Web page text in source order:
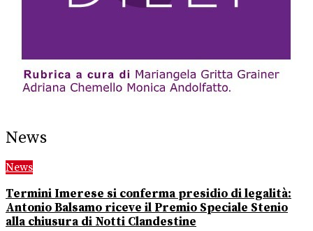
News
News
Termini Imerese si conferma presidio di legalità:
Antonio Balsamo riceve il Premio Speciale Stenio
alla chiusura di Notti Clandestine